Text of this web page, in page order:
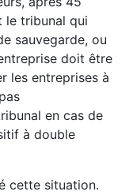
le tribunal qui
sauvegarde, ou
doit être
les entreprises à
en cas de
à double
cette situation.